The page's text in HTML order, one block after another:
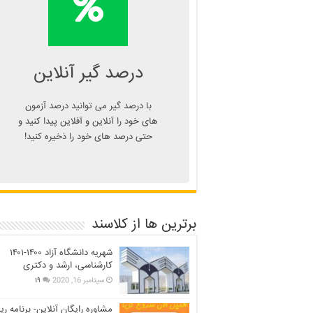
درصد گیر آنلاین
با درصد گیر می توانید درصد آزمون
های خود را آنلاین و آفلاین پیدا کنید و
حتی درصد های خود را ذخیره کنید!
درصد یا دانلود
برترین ها از کلاسند
شهریه دانشگاه آزاد ۱۴۰۰-۱۴۰۱
کارشناسی، ارشد و دکتری
سپتامبر 16, 2020 ۱۹
مشاوره رایگان آنلاین- برنامه